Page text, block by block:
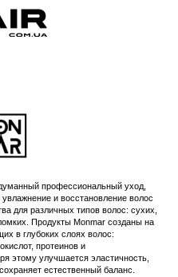
профессиональный уход,
и восстановление волос
для различных типов волос: сухих,
Продукты Monmar созданы на
в глубоких слоях волос:
протеинов и
этому улучшается эластичность,
естественный баланс.